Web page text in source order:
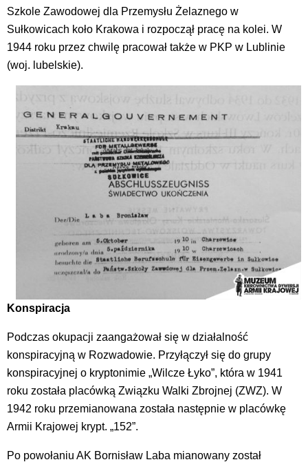
Szkole Zawodowej dla Przemysłu Żelaznego w
Sułkowicach koło Krakowa i rozpoczął pracę na kolei. W
1944 roku przez chwilę pracował także w PKP w Lublinie
(woj. lubelskie).
Konspiracja
Podczas okupacji zaangażował się w działalność
konspiracyjną w Rozwadowie. Przyłączył się do grupy
konspiracyjnej o kryptonimie „Wilcze Łyko”, która w 1941
roku została placówką Związku Walki Zbrojnej (ZWZ). W
1942 roku przemianowana została następnie w placówkę
Armii Krajowej krypt. „152”.
Po powołaniu AK Bornisław Laba mianowany został